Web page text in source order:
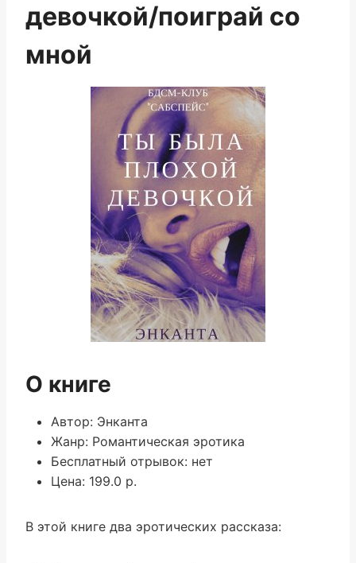
девочкой/поиграй со
мной
О книге
Автор: Энканта
Жанр: Романтическая эротика
Бесплатный отрывок: нет
Цена: 199.0 р.
В этой книге два эротических рассказа: